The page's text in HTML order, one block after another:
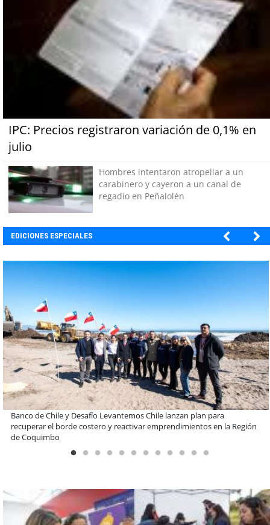
IPC: Precios registraron variación de 0,1% en
julio
Hombres intentaron atropellar a un
carabinero y cayeron a un canal de
regadío en Peñalolén
EDICIONES ESPECIALES
EBI Chile reúne a expertos para abordar desafíos de inversión e
infraestructura en gestión circular de residuos